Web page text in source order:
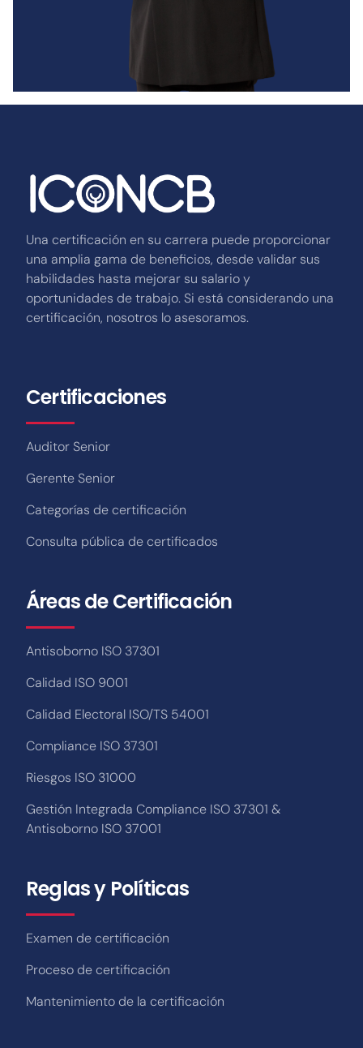
Una certificación en su carrera puede proporcionar
una amplia gama de beneficios, desde validar sus
habilidades hasta mejorar su salario y
oportunidades de trabajo. Si está considerando una
certificación, nosotros lo asesoramos.
Certificaciones
Auditor Senior
Gerente Senior
Categorías de certificación
Consulta pública de certificados
Áreas de Certificación
Antisoborno ISO 37301
Calidad ISO 9001
Calidad Electoral ISO/TS 54001
Compliance ISO 37301
Riesgos ISO 31000
Gestión Integrada Compliance ISO 37301 &
Antisoborno ISO 37001
Reglas y Políticas
Examen de certificación
Proceso de certificación
Mantenimiento de la certificación